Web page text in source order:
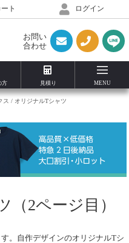
ト ログイン
お問い
合わせ
方 見積り MENU
ス オリジナルTシャツ
2ページ目）
。自作デザインのオリジナルTシ